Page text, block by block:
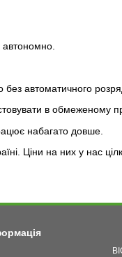
автономно.
автоматичного
в обмеженому
набагато довше.
Ціни на них у нас